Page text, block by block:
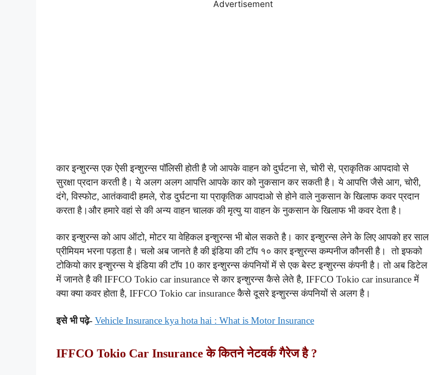
Advertisement
कार इन्शुरन्स एक ऐसी इन्शुरन्स पॉलिसी होती है जो आपके वाहन को दुर्घटना से, चोरी से, प्राकृतिक आपदावो से
सुरक्षा प्रदान करती है। ये अलग अलग आपत्ति आपके कार को नुकसान कर सकती है। ये आपत्ति जैसे आग, चोरी,
दंगे, विस्फोट, आतंकवादी हमले, रोड दुर्घटना या प्राकृतिक आपदाओ से होने वाले नुकसान के खिलाफ कवर प्रदान
करता है।और हमारे वहां से की अन्य वाहन चालक की मृत्यु या वाहन के नुकसान के खिलाफ भी कवर देता है।
कार इन्शुरन्स को आप ऑटो, मोटर या वेहिकल इन्शुरन्स भी बोल सकते है। कार इन्शुरन्स लेने के लिए आपको हर साल
प्रीमियम भरना पड़ता है।चलो अब जानते है की इंडिया की टॉप १० कार इन्शुरन्स कम्पनीज कौनसी है। तो इफको
टोकियो कार इन्शुरन्स ये इंडिया की टॉप 10 कार इन्शुरन्स कंपनियों में से एक बेस्ट इन्शुरन्स कंपनी है। तो अब डिटेल
में जानते है की IFFCO Tokio car insurance से कार इन्शुरन्स कैसे लेते है, IFFCO Tokio car insurance में
क्या क्या कवर होता है, IFFCO Tokio car insurance कैसे दूसरे इन्शुरन्स कंपनियों से अलग है।
इसे भी पढ़े- Vehicle Insurance kya hota hai : What is Motor Insurance
IFFCO Tokio Car Insurance के कितने नेटवर्क गैरेज है ?